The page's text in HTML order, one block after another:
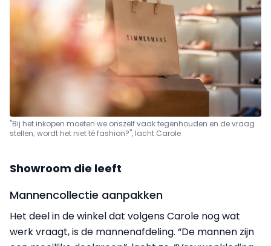
"Bij het inkopen moeten we onszelf vaak tegenhouden en de vraag
stellen; wordt het niet té fashion?", lacht Carole
Showroom die leeft
Mannencollectie aanpakken
Het deel in de winkel dat volgens Carole nog wat
werk vraagt, is de mannenafdeling. “De mannen zijn